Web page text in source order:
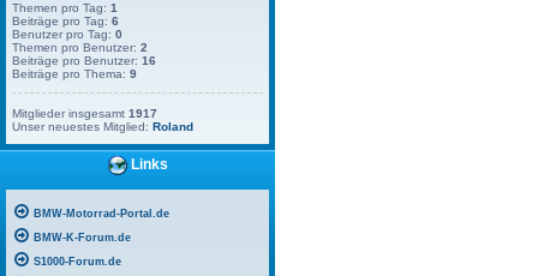
Themen pro Tag: 1
Beiträge pro Tag: 6
Benutzer pro Tag: 0
Themen pro Benutzer: 2
Beiträge pro Benutzer: 16
Beiträge pro Thema: 9
Mitglieder insgesamt 1917
Unser neuestes Mitglied: Roland
Links
BMW-Motorrad-Portal.de
BMW-K-Forum.de
S1000-Forum.de